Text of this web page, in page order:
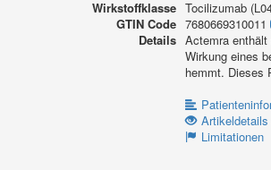
Wirkstoffklasse Tocilizumab
GTIN Code 7680669310011
Details Actemra
Wirkung eines
hemmt. Dieses
Limitationen